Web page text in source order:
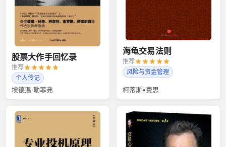
股票大作手回忆录
推荐
个人传记
埃德温·勒菲弗
海龟交易法则
推荐
风险与资金管理
柯蒂斯•费思